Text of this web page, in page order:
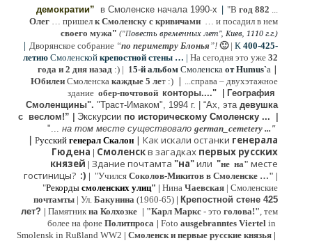
демократии” в Смоленске начала 1990-х | "В год 882 ...
Олег … пришел к Смоленску с кривичами … и посадил в нем
своего мужа" ("Повесть временных лет", Киев, 1110 г.г.)
| Дворянское собрание “по периметру Блонья”! 🙂| К 400-425-
летию Смоленской крепостной стены … | На сегодня это уже 32
года и 2 дня назад :) | 15-й альбом Смоленска от Humus`a |
Юбилеи Смоленска каждые 5 лет :) | ...справа – двухэтажное
здание обер-почтовой конторы...."
Гeография
Cмоленщины". "Траст-Имаком", 1994 г. “Ах, эта девушка
с веслом!”
Экскурсии по историческому Смоленску ...
"... на том месте существовало german_cemetery ..."
| Русский генерал Скалон | Как искали останки генерала
Гюдена | Смоленскв загадках первых русских
князей | Здание почтамта "на"или "не на" месте
гостиницы? :) | "Учился Соколов-Микитов в Смоленске …" |
"Рекорды смоленских улиц" | Нина Чаевская | Смоленские
почтамты | Ул. Бакунина (1960-65) | Крепостной стене 425
лет? | Памятник на Колхозке | "Карл Маркс - это голова!", тем
более на фоне Политпроса | Foto ausgebranntes Viertel in
Smolensk in Rußland WW2 | Смоленск и первые русские князья |